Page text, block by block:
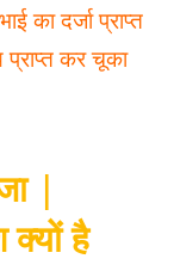
का दर्जा प्राप्त
कर चूका
|
क्यों है